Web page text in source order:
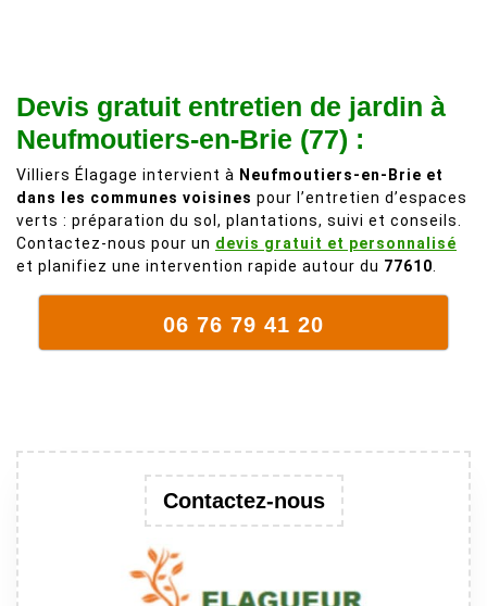
comme on en
débordait trop
chez les
voisins et
plein de bois
mort. C'est
délicat parce
que c'est un
trop lourde et
donc
son équipes
Devis gratuit entretien de jardin à
Neufmoutiers-en-Brie (77) :
Villiers Élagage intervient à Neufmoutiers-en-Brie et
dans les communes voisines pour l’entretien d’espaces
verts : préparation du sol, plantations, suivi et conseils.
Contactez-nous pour un devis gratuit et personnalisé
et planifiez une intervention rapide autour du 77610
06 76 79 41 20
Contactez-nous